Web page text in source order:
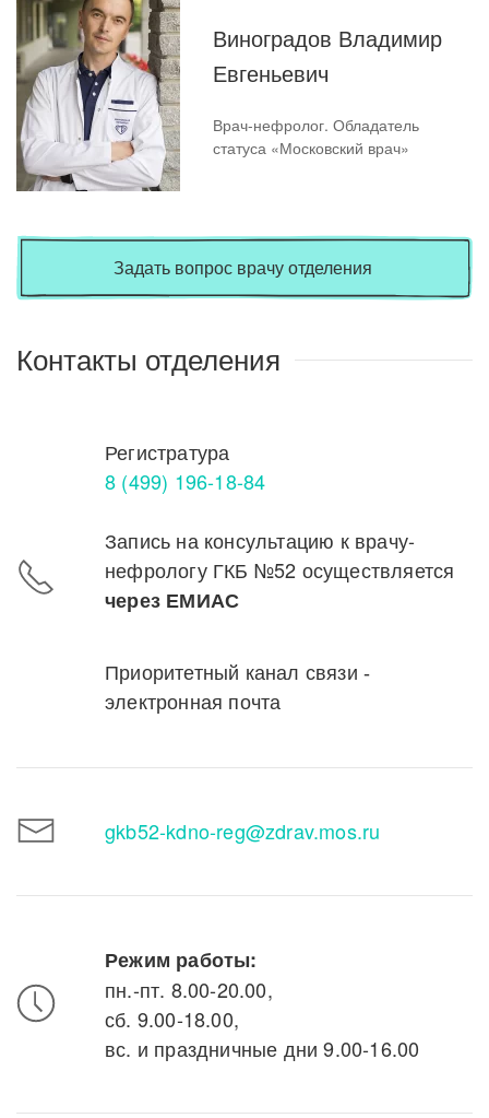
Виноградов Владимир
Евгеньевич
Врач-нефролог. Обладатель
статуса «Московский врач»
Задать вопрос врачу отделения
Контакты отделения
Регистратура
8 (499) 196-18-84
Запись на консультацию к врачу-
нефрологу ГКБ №52 осуществляется
через ЕМИАС
Приоритетный канал связи -
электронная почта
gkb52-kdno-reg@zdrav.mos.ru
Режим работы:
пн.-пт. 8.00-20.00,
сб. 9.00-18.00,
вс. и праздничные дни 9.00-16.00